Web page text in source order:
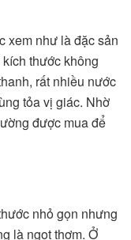
xem như là đặc sản
thước không
rất nhiều nước
tỏa vị giác. Nhờ
được mua để
nhỏ gọn nhưng
là ngọt thơm. Ở